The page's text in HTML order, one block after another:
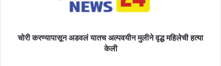
केलीचोरी करण्यापासून अडवलं यातच अल्पवयीन मुलीने वृद्ध महिलेची हत्या
केली